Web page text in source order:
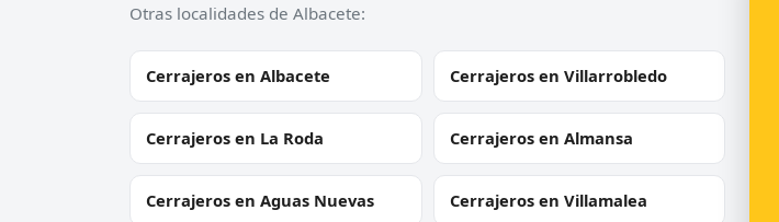
Otras localidades de Albacete:
Cerrajeros en Albacete Cerrajeros en Villarrobledo
Cerrajeros en La Roda Cerrajeros en Almansa
Cerrajeros en Aguas Nuevas Cerrajeros en Villamalea